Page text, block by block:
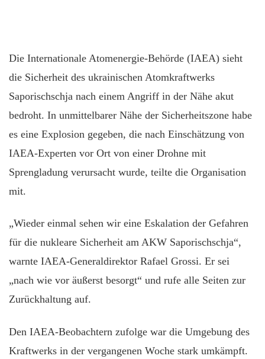
Die Internationale Atomenergie-Behörde (IAEA) sieht
die Sicherheit des ukrainischen Atomkraftwerks
Saporischschja nach einem Angriff in der Nähe akut
bedroht. In unmittelbarer Nähe der Sicherheitszone habe
es eine Explosion gegeben, die nach Einschätzung von
IAEA-Experten vor Ort von einer Drohne mit
Sprengladung verursacht wurde, teilte die Organisation
mit.
„Wieder einmal sehen wir eine Eskalation der Gefahren
für die nukleare Sicherheit am AKW Saporischschja“,
warnte IAEA-Generaldirektor Rafael Grossi. Er sei
„nach wie vor äußerst besorgt“ und rufe alle Seiten zur
Zurückhaltung auf.
Den IAEA-Beobachtern zufolge war die Umgebung des
Kraftwerks in der vergangenen Woche stark umkämpft.